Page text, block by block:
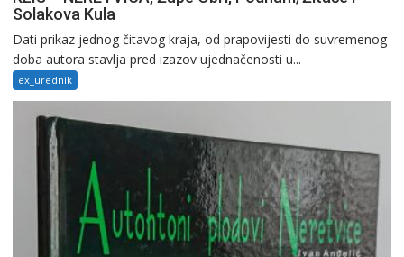
Solakova Kula
Dati prikaz jednog čitavog kraja, od prapovijesti do suvremenog
doba autora stavlja pred izazov ujednačenosti u...
ex_urednik